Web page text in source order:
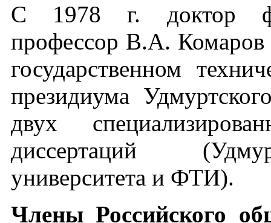
С 1978 г. доктор
профессор В.А. Комаров
государственном
президиума
двух
диссертаций
университета и ФТИ).
Члены Российского